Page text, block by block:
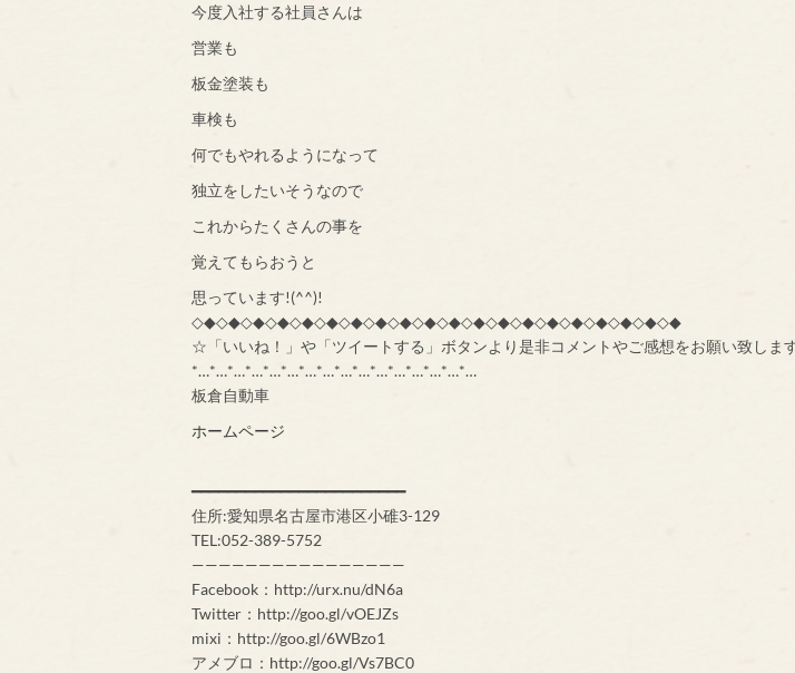
今度入社する社員さんは
営業も
板金塗装も
車検も
何でもやれるようになって
独立をしたいそうなので
これからたくさんの事を
覚えてもらおうと
思っています!(^^)!
◇◆◇◆◇◆◇◆◇◆◇◆◇◆◇◆◇◆◇◆◇◆◇◆◇◆◇◆◇◆◇◆◇◆◇◆◇◆◇◆
☆「いいね！」や「ツイートする」ボタンより是非コメントやご感想をお願い致しま
*…*…*…*…*…*…*…*…*…*…*…*…*…*…*…*…
板倉自動車
ホームページ
━━━━━━━━━━━━━━━━━━━━━━━━
住所:愛知県名古屋市港区小碓3-129
TEL:052-389-5752
————————————————
Facebook：http://urx.nu/dN6a
Twitter：http://goo.gl/vOEJZs
mixi：http://goo.gl/6WBzo1
アメブロ：http://goo.gl/Vs7BC0